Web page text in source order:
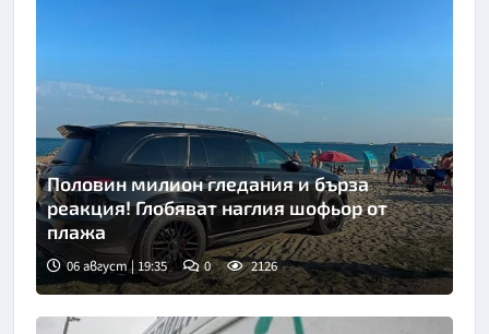
Половин милион гледания и бърза
реакция! Глобяват наглия шофьор от
плажа
06 август | 19:35 0 2126